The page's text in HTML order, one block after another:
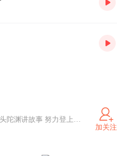
抖音：头陀渊讲故事 视频号：头陀渊讲故事 努力登上人生的喜马拉雅！
加关注